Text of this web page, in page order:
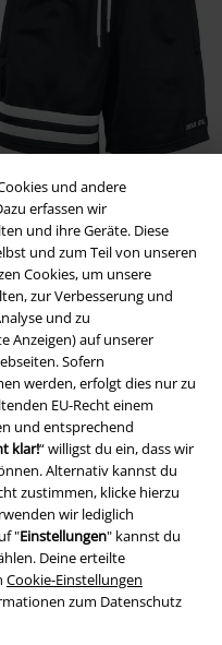
und andere
erfassen wir
und ihre Geräte. Diese
und zum Teil von unseren
Cookies, um unsere
zur Verbesserung und
und zu
Anzeigen) auf unserer
Sofern
werden, erfolgt dies nur zu
EU-Recht einem
und entsprechend
klar!“ willigst du ein, dass wir
Alternativ kannst du
zustimmen, klicke hierzu
wir lediglich
"Einstellungen" kannst du
Deine erteilte
Cookie-Einstellungen
zum Datenschutz
€
Athletic Shorts
Short